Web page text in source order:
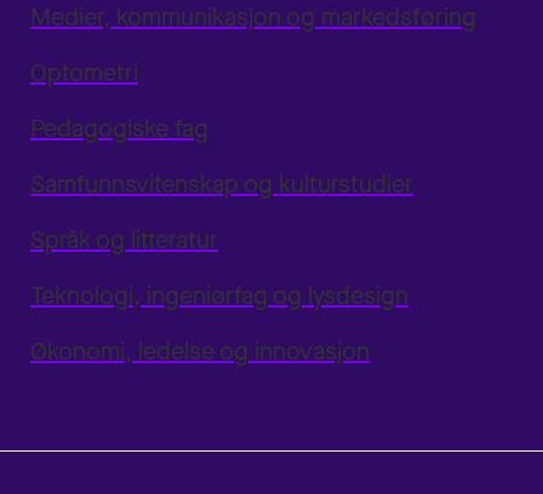
Medier, kommunikasjon og markedsføring
Optometri
Pedagogiske fag
Samfunnsvitenskap og kulturstudier
Språk og litteratur
Teknologi, ingeniørfag og lysdesign
Økonomi, ledelse og innovasjon